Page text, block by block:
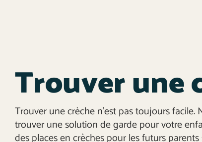
Trouver une
Trouver une crèche n’est pas toujours
trouver une solution de garde pour votre
des places en crèches pour les futurs